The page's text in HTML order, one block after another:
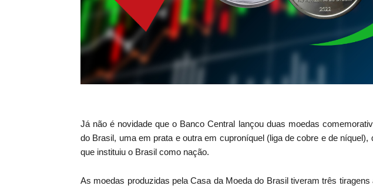
Já não é novidade que o Banco Central lançou duas moedas
do Brasil, uma em prata e outra em cuproníquel (liga de cobre e de
que instituiu o Brasil como nação.
As moedas produzidas pela Casa da Moeda do Brasil tiveram três